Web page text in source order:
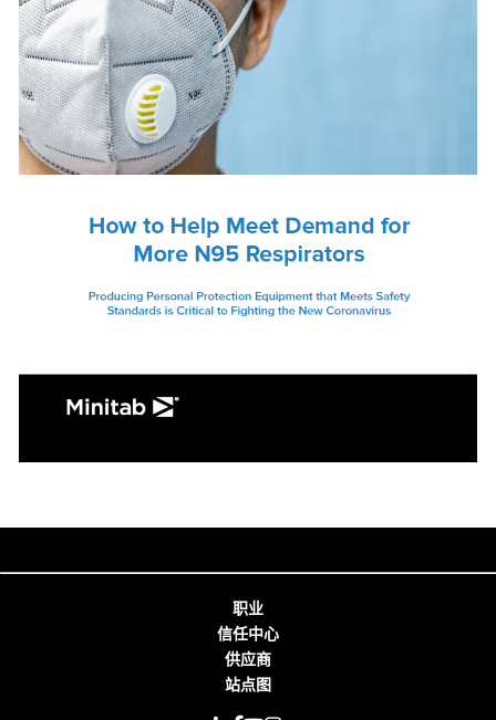
职业
信任中心
供应商
站点图